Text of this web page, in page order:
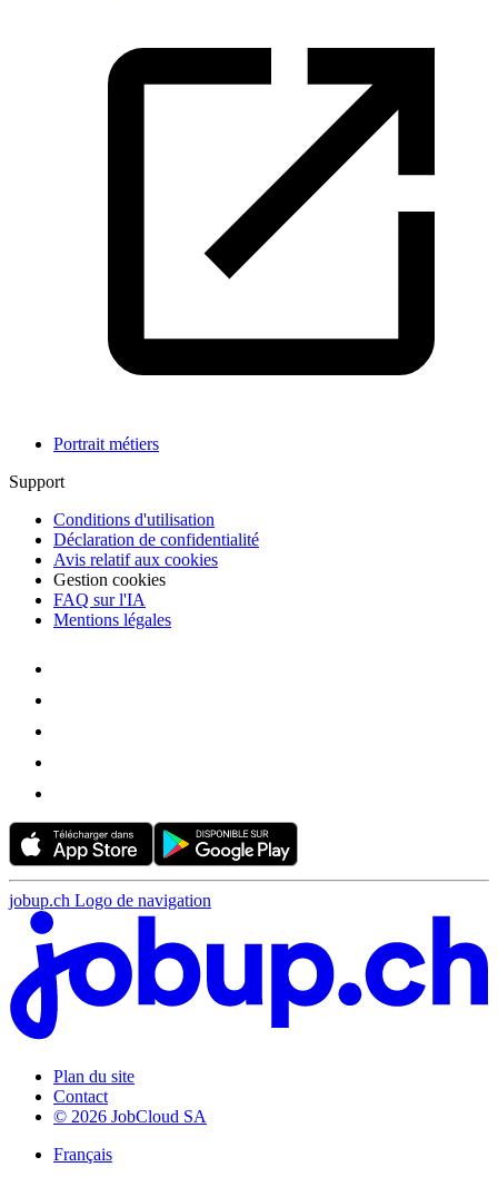
Portrait métiers
Support
Conditions d'utilisation
Déclaration de confidentialité
Avis relatif aux cookies
Gestion cookies
FAQ sur l'IA
Mentions légales
jobup.ch Logo de navigation
Plan du site
Contact
© 2026 JobCloud SA
Français